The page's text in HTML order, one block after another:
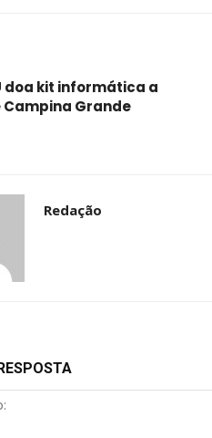
doa kit informática a
Campina Grande
Redação